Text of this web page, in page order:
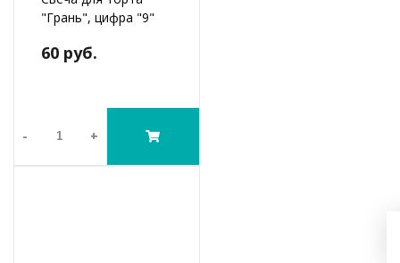
"Грань", цифра "9"
60 руб.
- +